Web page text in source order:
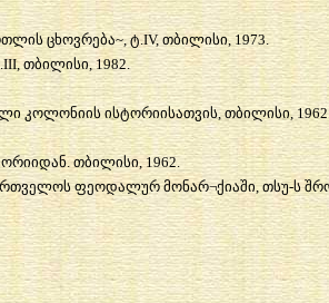
ცხოვრება~, ტ.IV, თბილისი, 1973.
.III, თბილისი, 1982.
კოლონიის ისტორიისათვის, თბილისი, 1962.
.თბილისი, 1962.
ფეოდალურ მონარ¬ქიაში ,თსუ-ს